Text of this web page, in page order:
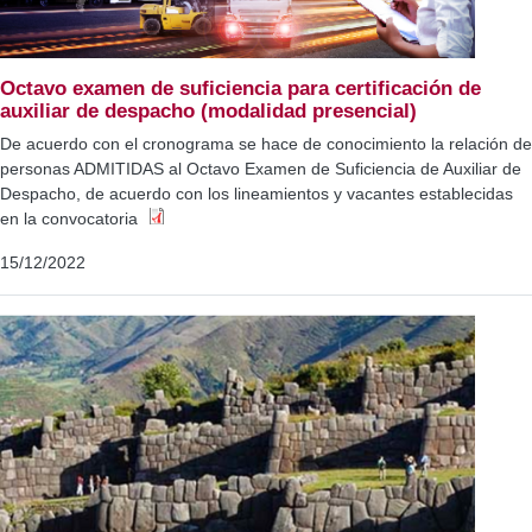
Octavo examen de suficiencia para certificación de
auxiliar de despacho (modalidad presencial)
De acuerdo con el cronograma se hace de conocimiento la relación de
personas ADMITIDAS al Octavo Examen de Suficiencia de Auxiliar de
Despacho, de acuerdo con los lineamientos y vacantes establecidas
en la convocatoria
15/12/2022